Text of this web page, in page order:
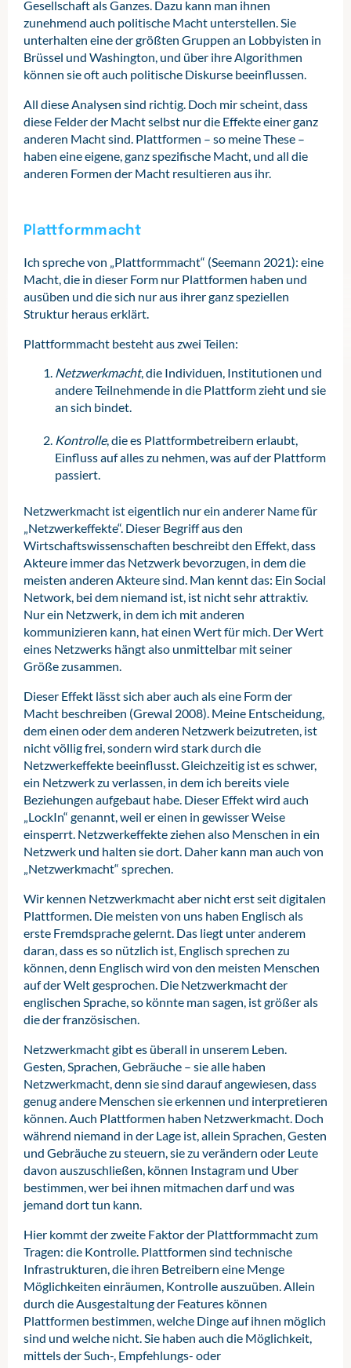
Gesellschaft als Ganzes. Dazu kann man ihnen
zunehmend auch politische Macht unterstellen. Sie
unterhalten eine der größten Gruppen an Lobbyisten in
Brüssel und Washington, und über ihre Algorithmen
können sie oft auch politische Diskurse beeinflussen.
All diese Analysen sind richtig. Doch mir scheint, dass
diese Felder der Macht selbst nur die Effekte einer ganz
anderen Macht sind. Plattformen – so meine These –
haben eine eigene, ganz spezifische Macht, und all die
anderen Formen der Macht resultieren aus ihr.
Plattformmacht
Ich spreche von „Plattformmacht“ (Seemann 2021): eine
Macht, die in dieser Form nur Plattformen haben und
ausüben und die sich nur aus ihrer ganz speziellen
Struktur heraus erklärt.
Plattformmacht besteht aus zwei Teilen:
Netzwerkmacht, die Individuen, Institutionen und
andere Teilnehmende in die Plattform zieht und sie
an sich bindet.
Kontrolle, die es Plattformbetreibern erlaubt,
Einfluss auf alles zu nehmen, was auf der Plattform
passiert.
Netzwerkmacht ist eigentlich nur ein anderer Name für
„Netzwerkeffekte“. Dieser Begriff aus den
Wirtschaftswissenschaften beschreibt den Effekt, dass
Akteure immer das Netzwerk bevorzugen, in dem die
meisten anderen Akteure sind. Man kennt das: Ein Social
Network, bei dem niemand ist, ist nicht sehr attraktiv.
Nur ein Netzwerk, in dem ich mit anderen
kommunizieren kann, hat einen Wert für mich. Der Wert
eines Netzwerks hängt also unmittelbar mit seiner
Größe zusammen.
Dieser Effekt lässt sich aber auch als eine Form der
Macht beschreiben (Grewal 2008). Meine Entscheidung,
dem einen oder dem anderen Netzwerk beizutreten, ist
nicht völlig frei, sondern wird stark durch die
Netzwerkeffekte beeinflusst. Gleichzeitig ist es schwer,
ein Netzwerk zu verlassen, in dem ich bereits viele
Beziehungen aufgebaut habe. Dieser Effekt wird auch
„LockIn“ genannt, weil er einen in gewisser Weise
einsperrt. Netzwerkeffekte ziehen also Menschen in ein
Netzwerk und halten sie dort. Daher kann man auch von
„Netzwerkmacht“ sprechen.
Wir kennen Netzwerkmacht aber nicht erst seit digitalen
Plattformen. Die meisten von uns haben Englisch als
erste Fremdsprache gelernt. Das liegt unter anderem
daran, dass es so nützlich ist, Englisch sprechen zu
können, denn Englisch wird von den meisten Menschen
auf der Welt gesprochen. Die Netzwerkmacht der
englischen Sprache, so könnte man sagen, ist größer als
die der französischen.
Netzwerkmacht gibt es überall in unserem Leben.
Gesten, Sprachen, Gebräuche – sie alle haben
Netzwerkmacht, denn sie sind darauf angewiesen, dass
genug andere Menschen sie erkennen und interpretieren
können. Auch Plattformen haben Netzwerkmacht. Doch
während niemand in der Lage ist, allein Sprachen, Gesten
und Gebräuche zu steuern, sie zu verändern oder Leute
davon auszuschließen, können Instagram und Uber
bestimmen, wer bei ihnen mitmachen darf und was
jemand dort tun kann.
Hier kommt der zweite Faktor der Plattformmacht zum
Tragen: die Kontrolle. Plattformen sind technische
Infrastrukturen, die ihren Betreibern eine Menge
Möglichkeiten einräumen, Kontrolle auszuüben. Allein
durch die Ausgestaltung der Features können
Plattformen bestimmen, welche Dinge auf ihnen möglich
sind und welche nicht. Sie haben auch die Möglichkeit,
mittels der Such-, Empfehlungs- oder